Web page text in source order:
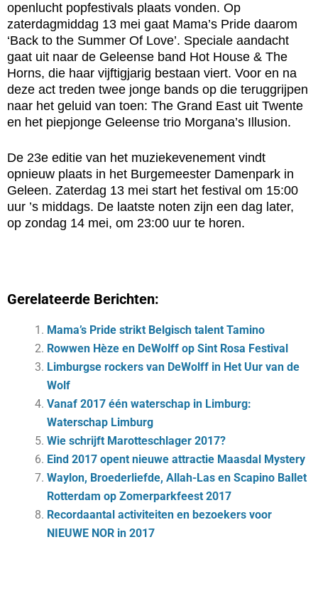
openlucht popfestivals plaats vonden. Op
zaterdagmiddag 13 mei gaat Mama’s Pride daarom
‘Back to the Summer Of Love’. Speciale aandacht
gaat uit naar de Geleense band Hot House & The
Horns, die haar vijftigjarig bestaan viert. Voor en na
deze act treden twee jonge bands op die teruggrijpen
naar het geluid van toen: The Grand East uit Twente
en het piepjonge Geleense trio Morgana’s Illusion.
De 23e editie van het muziekevenement vindt
opnieuw plaats in het Burgemeester Damenpark in
Geleen. Zaterdag 13 mei start het festival om 15:00
uur ’s middags. De laatste noten zijn een dag later,
op zondag 14 mei, om 23:00 uur te horen.
Gerelateerde Berichten:
Mama’s Pride strikt Belgisch talent Tamino
Rowwen Hèze en DeWolff op Sint Rosa Festival
Limburgse rockers van DeWolff in Het Uur van de
Wolf
Vanaf 2017 één waterschap in Limburg:
Waterschap Limburg
Wie schrijft Marotteschlager 2017?
Eind 2017 opent nieuwe attractie Maasdal Mystery
Waylon, Broederliefde, Allah-Las en Scapino Ballet
Rotterdam op Zomerparkfeest 2017
Recordaantal activiteiten en bezoekers voor
NIEUWE NOR in 2017